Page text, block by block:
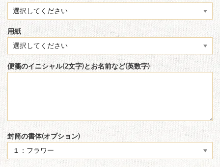
用紙
便箋のイニシャル(2文字)とお名前など(英数字)
封筒の書体(オプション)